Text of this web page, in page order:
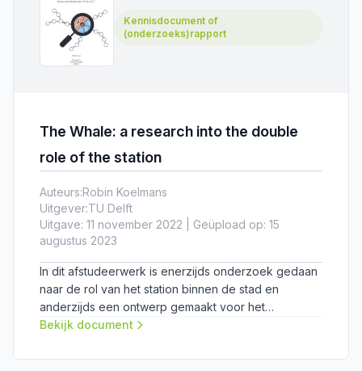
Kennisdocument of
(onderzoeks)rapport
The Whale: a research into the double
role of the station
Auteurs:Robin Koelmans
Uitgever:TU Delft
Uitgave: 11 november 2022 | Geüpload op: 15
augustus 2023
In dit afstudeerwerk is enerzijds onderzoek gedaan
naar de rol van het station binnen de stad en
anderzijds een ontwerp gemaakt voor het
vernieuwde station Amsterdam Zuid, waarbij slim
Bekijk document